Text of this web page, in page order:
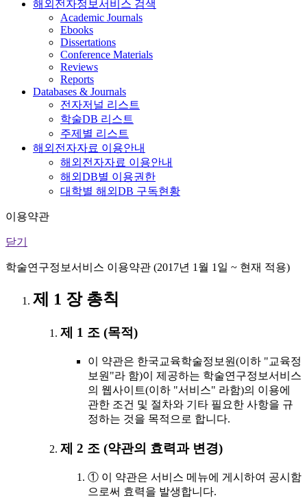
해외전자정보서비스 검색
Academic Journals
Ebooks
Dissertations
Conference Materials
Reviews
Reports
Databases & Journals
전자저널 리스트
학술DB 리스트
주제별 리스트
해외전자자료 이용안내
해외전자자료 이용안내
해외DB별 이용권한
대학별 해외DB 구독현황
이용약관
닫기
학술연구정보서비스 이용약관 (2017년 1월 1일 ~ 현재 적용)
제 1 장 총칙
제 1 조 (목적)
이 약관은 한국교육학술정보원(이하 "교육정
보원"라 함)이 제공하는 학술연구정보서비스
의 웹사이트(이하 "서비스" 라함)의 이용에
관한 조건 및 절차와 기타 필요한 사항을 규
정하는 것을 목적으로 합니다.
제 2 조 (약관의 효력과 변경)
① 이 약관은 서비스 메뉴에 게시하여 공시함
으로써 효력을 발생합니다.